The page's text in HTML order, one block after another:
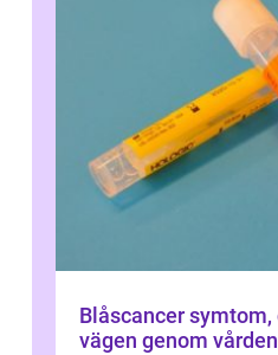
Blåscancer symtom, diagnos och
vägen genom vården